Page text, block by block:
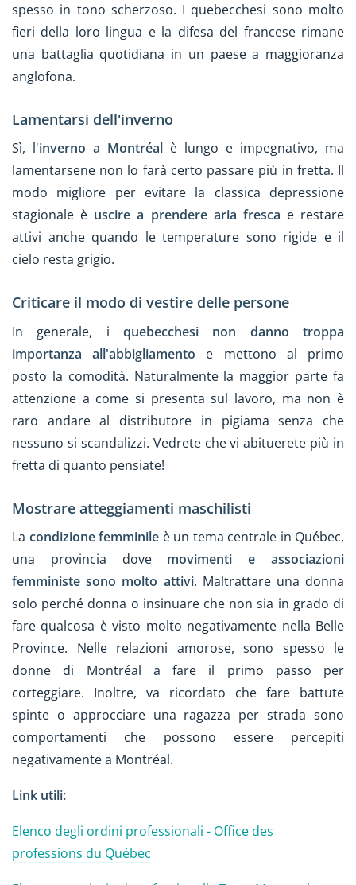
spesso in tono scherzoso. I quebecchesi sono molto
fieri della loro lingua e la difesa del francese rimane
una battaglia quotidiana in un paese a maggioranza
anglofona.
Lamentarsi dell'inverno
Sì, l'inverno a Montréal è lungo e impegnativo, ma
lamentarsene non lo farà certo passare più in fretta. Il
modo migliore per evitare la classica depressione
stagionale è uscire a prendere aria fresca e restare
attivi anche quando le temperature sono rigide e il
cielo resta grigio.
Criticare il modo di vestire delle persone
In generale, i quebecchesi non danno troppa
importanza all'abbigliamento e mettono al primo
posto la comodità. Naturalmente la maggior parte fa
attenzione a come si presenta sul lavoro, ma non è
raro andare al distributore in pigiama senza che
nessuno si scandalizzi. Vedrete che vi abituerete più in
fretta di quanto pensiate!
Mostrare atteggiamenti maschilisti
La condizione femminile è un tema centrale in Québec,
una provincia dove movimenti e associazioni
femministe sono molto attivi. Maltrattare una donna
solo perché donna o insinuare che non sia in grado di
fare qualcosa è visto molto negativamente nella Belle
Province. Nelle relazioni amorose, sono spesso le
donne di Montréal a fare il primo passo per
corteggiare. Inoltre, va ricordato che fare battute
spinte o approcciare una ragazza per strada sono
comportamenti che possono essere percepiti
negativamente a Montréal.
Link utili:
Elenco degli ordini professionali - Office des
professions du Québec